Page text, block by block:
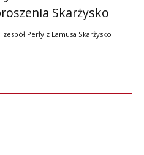
Skarżysko
zespół Perły z Lamusa Skarżysko